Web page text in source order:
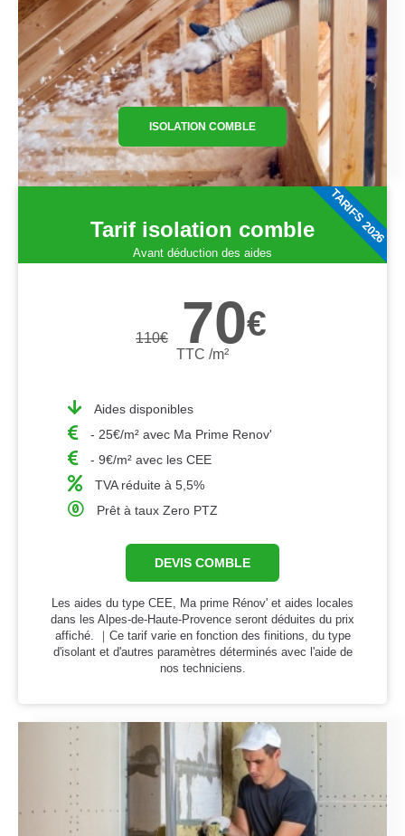
ISOLATION COMBLE
Tarif isolation comble
Avant déduction des aides
110€ 70€
TTC /m²
Aides disponibles
- 25€/m² avec Ma Prime Renov'
- 9€/m² avec les CEE
TVA réduite à 5,5%
Prêt à taux Zero PTZ
DEVIS COMBLE
Les aides du type CEE, Ma prime Rénov' et aides locales
dans les Alpes-de-Haute-Provence seront déduites du prix
affiché. ｜Ce tarif varie en fonction des finitions, du type
d'isolant et d'autres paramètres déterminés avec l'aide de
nos techniciens.
TARIFS 2026